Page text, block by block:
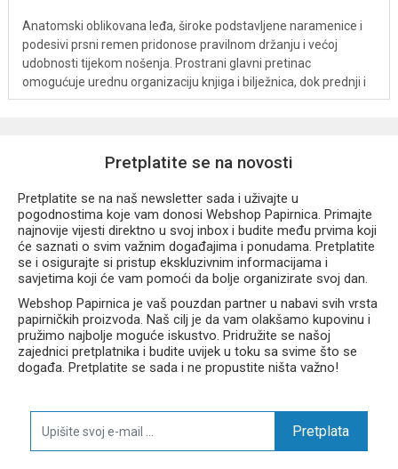
Anatomski oblikovana leđa, široke podstavljene naramenice i
podesivi prsni remen pridonose pravilnom držanju i većoj
udobnosti tijekom nošenja. Prostrani glavni pretinac
omogućuje urednu organizaciju knjiga i bilježnica, dok prednji i
bočni džepovi nude dodatni prostor za školski pribor, bocu ili
dugotrajnost torbe.
Prednosti
kompletan školski set 3u1
atraktivan motiv leptira
anatomski oblikovana leđa
široke i mekano podstavljene naramenice
prostrani glavni pretinac
prednji džep za sitnice ili užinu
Pretplatite se na novosti
Pretplatite se na naš newsletter sada i uživajte u
pogodnostima koje vam donosi Webshop Papirnica. Primajte
najnovije vijesti direktno u svoj inbox i budite među prvima koji
će saznati o svim važnim događajima i ponudama. Pretplatite
se i osigurajte si pristup ekskluzivnim informacijama i
savjetima koji će vam pomoći da bolje organizirate svoj dan.
Webshop Papirnica je vaš pouzdan partner u nabavi svih vrsta
papirničkih proizvoda. Naš cilj je da vam olakšamo kupovinu i
pružimo najbolje moguće iskustvo. Pridružite se našoj
zajednici pretplatnika i budite uvijek u toku sa svime što se
događa. Pretplatite se sada i ne propustite ništa važno!
Pretplata